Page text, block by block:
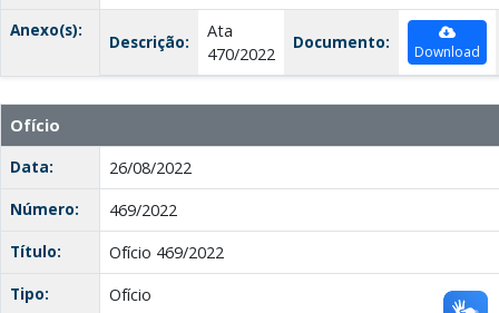
Anexo(s):
Descrição:
Ata
470/2022
Documento: Download
Ofício
Data:
26/08/2022
Número:
469/2022
Título:
Ofício 469/2022
Tipo:
Ofício